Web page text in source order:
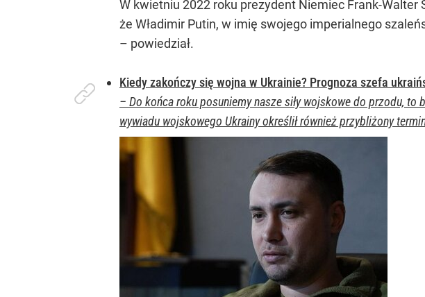
W kwietniu 2022 roku prezydent Niemiec Frank-Walter
że Władimir Putin, w imię swojego imperialnego
– powiedział.
Kiedy zakończy się wojna w Ukrainie? Prognoza szefa
– Do końca roku posuniemy nasze siły wojskowe do przodu,
wywiadu wojskowego Ukrainy określił również przybliżony